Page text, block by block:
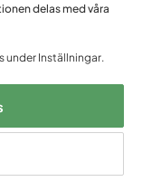
delas med våra
under Inställningar.